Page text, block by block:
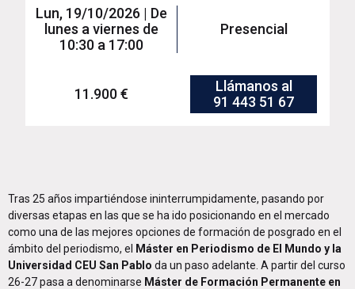
Lun, 19/10/2026 | De
lunes a viernes de
10:30 a 17:00
Presencial
11.900 €
Llámanos al
91 443 51 67
Tras 25 años impartiéndose ininterrumpidamente, pasando por
diversas etapas en las que se ha ido posicionando en el mercado
como una de las mejores opciones de formación de posgrado en el
ámbito del periodismo, el
Máster en Periodismo de El Mundo y la
Universidad CEU San Pablo da un paso adelante. A partir del curso
26-27 pasa a denominarse Máster de Formación Permanente en